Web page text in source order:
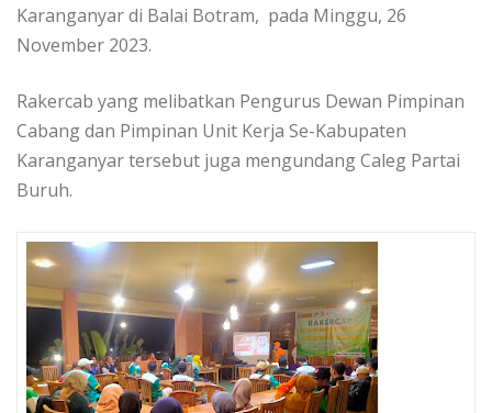
Karanganyar di Balai Botram, pada Minggu, 26
November 2023.
Rakercab yang melibatkan Pengurus Dewan Pimpinan
Cabang dan Pimpinan Unit Kerja Se-Kabupaten
Karanganyar tersebut juga mengundang Caleg Partai
Buruh.